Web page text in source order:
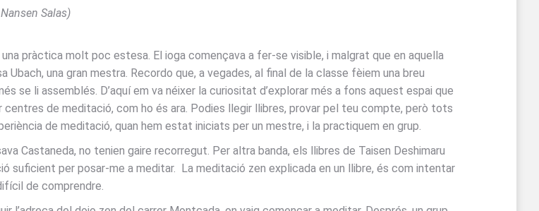
Salas)
pràctica molt poc estesa. El ioga començava a fer-se visible, i malgrat que en aquella
una gran mestra. Recordo que, a vegades, al final de la classe fèiem una breu
se li assemblés. D’aquí em va néixer la curiositat d’explorar més a fons aquest espai que
de meditació, com ho és ara. Podies llegir llibres, provar pel teu compte, però tots
de meditació, quan hem estat iniciats per un mestre, i la practiquem en grup.
Castaneda, no tenien gaire recorregut. Per altra banda, els llibres de Taisen Deshimaru
suficient per posar-me a meditar. La meditació zen explicada en un llibre, és com intentar
de comprendre.